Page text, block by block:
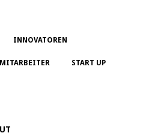
INNOVATOREN
MITARBEITER START UP